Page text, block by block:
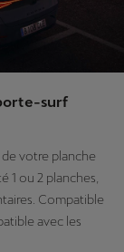
surf
votre planche
1 ou 2 planches,
Compatible
avec les